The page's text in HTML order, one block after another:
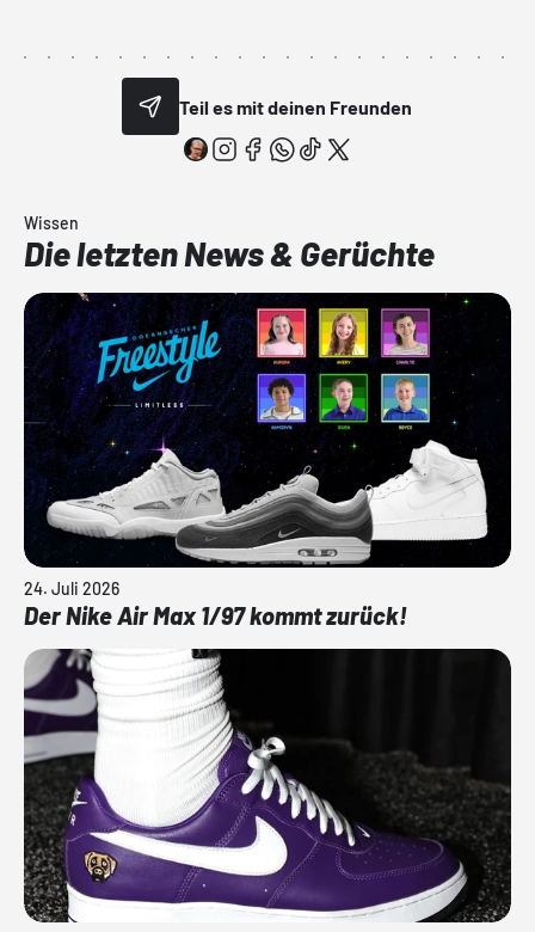
Teil es mit deinen Freunden
Wissen
Die letzten News & Gerüchte
24. Juli 2026
Der Nike Air Max 1/97 kommt zurück!